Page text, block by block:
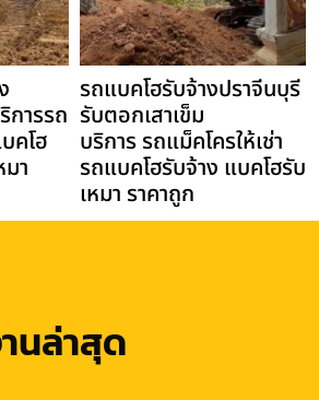
การรถ
คโฮ
า
รถแบคโฮรับจ้างปราจีนบุรี
รับตอกเสาเข็ม
บริการ รถแม็คโครให้เช่า
รถแบคโฮรับจ้าง แบคโฮรับ
เหมา ราคาถูก
นล่าสุด